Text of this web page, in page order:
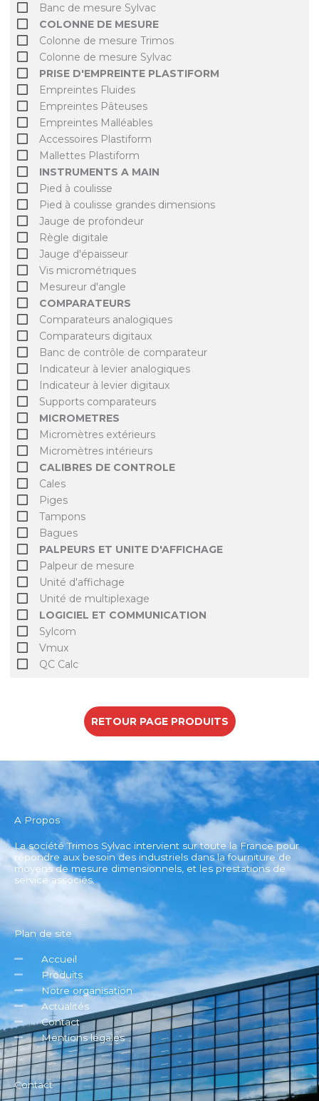
Banc de mesure Sylvac
COLONNE DE MESURE
Colonne de mesure Trimos
Colonne de mesure Sylvac
PRISE D'EMPREINTE PLASTIFORM
Empreintes Fluides
Empreintes Pâteuses
Empreintes Malléables
Accessoires Plastiform
Mallettes Plastiform
INSTRUMENTS A MAIN
Pied à coulisse
Pied à coulisse grandes dimensions
Jauge de profondeur
Règle digitale
Jauge d'épaisseur
Vis micrométriques
Mesureur d'angle
COMPARATEURS
Comparateurs analogiques
Comparateurs digitaux
Banc de contrôle de comparateur
Indicateur à levier analogiques
Indicateur à levier digitaux
Supports comparateurs
MICROMETRES
Micromètres extérieurs
Micromètres intérieurs
CALIBRES DE CONTROLE
Cales
Piges
Tampons
Bagues
PALPEURS ET UNITE D'AFFICHAGE
Palpeur de mesure
Unité d'affichage
Unité de multiplexage
LOGICIEL ET COMMUNICATION
Sylcom
Vmux
QC Calc
RETOUR PAGE PRODUITS
A Propos
La société Trimos Sylvac intervient sur toute la France pour
répondre aux besoin des industriels dans la fourniture de
moyens de mesure dimensionnels, et les prestations de
service associés.
Plan de site
Accueil
Produits
Notre organisation
Actualités
Contact
Mentions légales
Contact